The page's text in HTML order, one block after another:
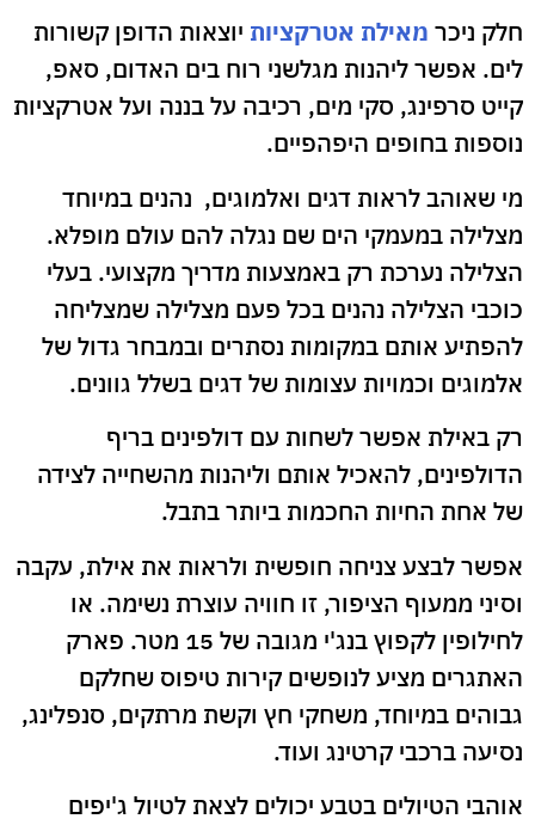
חלק ניכר מאילת אטרקציות יוצאות הדופן קשורות
לים. אפשר ליהנות מגלשני רוח בים האדום, סאפ,
קייט סרפינג, סקי מים, רכיבה על בננה ועל אטרקציות
נוספות בחופים היפהפיים.
מי שאוהב לראות דגים ואלמוגים, נהנים במיוחד
מצלילה במעמקי הים שם נגלה להם עולם מופלא.
הצלילה נערכת רק באמצעות מדריך מקצועי. בעלי
כוכבי הצלילה נהנים בכל פעם מצלילה שמצליחה
להפתיע אותם במקומות נסתרים ובמבחר גדול של
אלמוגים וכמויות עצומות של דגים בשלל גוונים.
רק באילת אפשר לשחות עם דולפינים בריף
הדולפינים, להאכיל אותם וליהנות מהשחייה לצידה
של אחת החיות החכמות ביותר בתבל.
אפשר לבצע צניחה חופשית ולראות את אילת, עקבה
וסיני ממעוף הציפור, זו חוויה עוצרת נשימה. או
לחילופין לקפוץ בנג'י מגובה של 15 מטר. פארק
האתגרים מציע לנופשים קירות טיפוס שחלקם
גבוהים במיוחד, משחקי חץ וקשת מרתקים, סנפלינג,
נסיעה ברכבי קרטינג ועוד.
אוהבי הטיולים בטבע יכולים לצאת לטיול ג'יפים